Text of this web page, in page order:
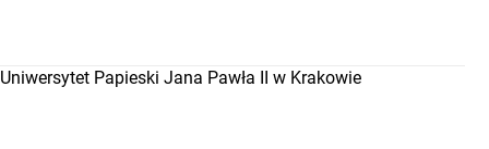
Uniwersytet Papieski Jana Pawła II w Krakowie